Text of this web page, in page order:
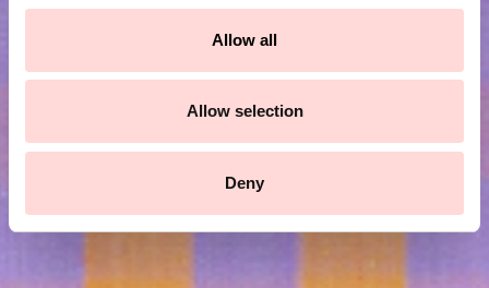
Allow all
Allow selection
Deny
Prenumerera på vårt nyhetsbrev!
Skicka